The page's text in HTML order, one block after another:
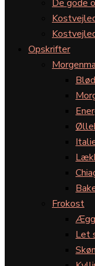
De gode
Opskrifter
Frokost
Let